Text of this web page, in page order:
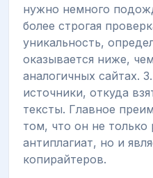
нужно немного
более строгая
уникальность,
оказывается ниже,
аналогичных сайтах.
источники, откуда
тексты. Главное
том, что он не только
антиплагиат, но и
копирайтеров.